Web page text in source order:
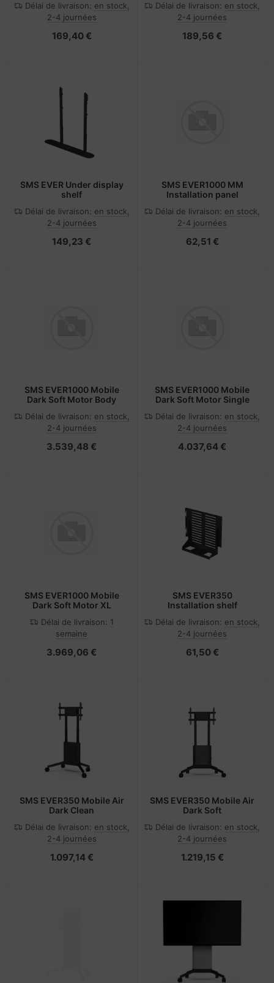
Délai de livraison: en stock,
2-4 journées
169,40 €
Délai de livraison: en stock,
2-4 journées
189,56 €
SMS EVER Under display
shelf
Délai de livraison: en stock,
2-4 journées
149,23 €
SMS EVER1000 MM
Installation panel
Délai de livraison: en stock,
2-4 journées
62,51 €
SMS EVER1000 Mobile
Dark Soft Motor Body
Délai de livraison: en stock,
2-4 journées
3.539,48 €
SMS EVER1000 Mobile
Dark Soft Motor Single
Délai de livraison: en stock,
2-4 journées
4.037,64 €
SMS EVER1000 Mobile
Dark Soft Motor XL
Délai de livraison: 1
semaine
3.969,06 €
SMS EVER350
Installation shelf
Délai de livraison: en stock,
2-4 journées
61,50 €
SMS EVER350 Mobile Air
Dark Clean
Délai de livraison: en stock,
2-4 journées
1.097,14 €
SMS EVER350 Mobile Air
Dark Soft
Délai de livraison: en stock,
2-4 journées
1.219,15 €